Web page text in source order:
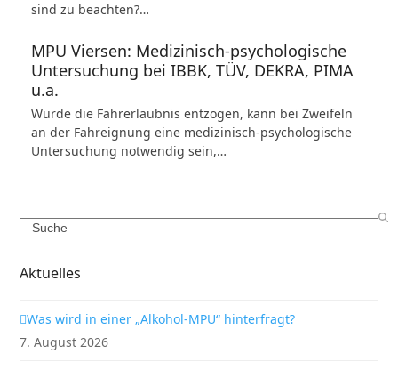
sind zu beachten?…
MPU Viersen: Medizinisch-psychologische
Untersuchung bei IBBK, TÜV, DEKRA, PIMA
u.a.
Wurde die Fahrerlaubnis entzogen, kann bei Zweifeln
an der Fahreignung eine medizinisch-psychologische
Untersuchung notwendig sein,…
Search
Aktuelles
Was wird in einer „Alkohol-MPU“ hinterfragt?
7. August 2026